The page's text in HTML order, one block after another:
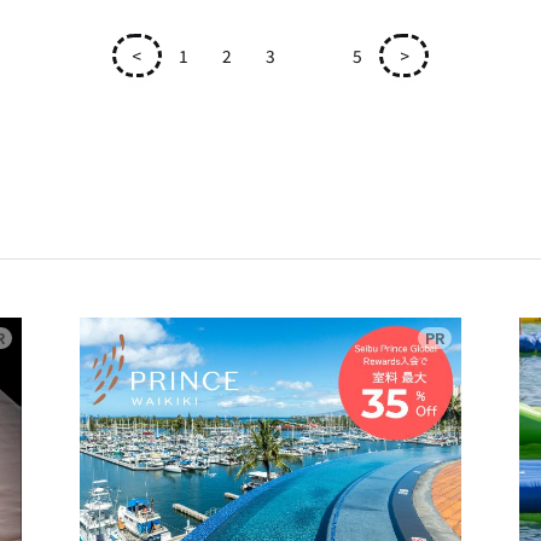
< 1 2 3 5 >
広告